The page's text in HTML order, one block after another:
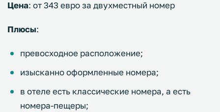
Цена: от 343 евро за двухместный номер
Плюсы:
превосходное расположение;
изысканно оформленные номера;
в отеле есть классические номера, а есть
номера-пещеры;